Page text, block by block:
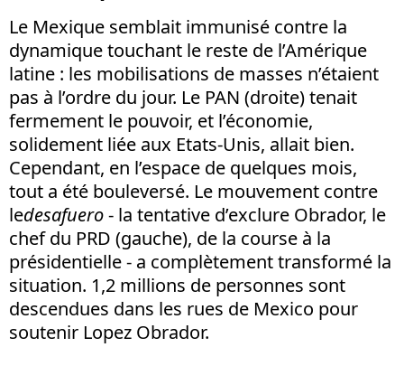
Le Mexique semblait immunisé contre la
dynamique touchant le reste de l’Amérique
latine : les mobilisations de masses n’étaient
pas à l’ordre du jour. Le PAN (droite) tenait
fermement le pouvoir, et l’économie,
solidement liée aux Etats-Unis, allait bien.
Cependant, en l’espace de quelques mois,
tout a été bouleversé. Le mouvement contre
ledesafuero- la tentative d’exclure Obrador, le
chef du PRD (gauche), de la course à la
présidentielle - a complètement transformé la
situation. 1,2 millions de personnes sont
descendues dans les rues de Mexico pour
soutenir Lopez Obrador.